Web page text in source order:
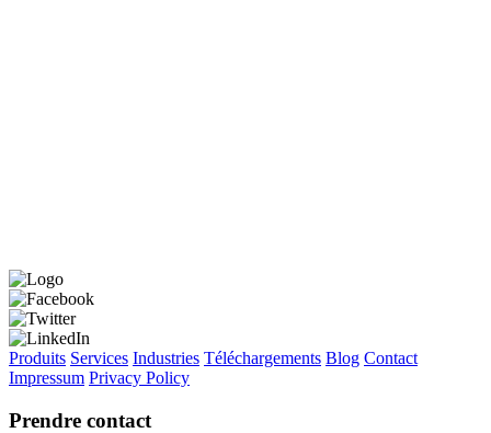
Produits Services Industries Téléchargements Blog Contact
Impressum Privacy Policy
Prendre contact